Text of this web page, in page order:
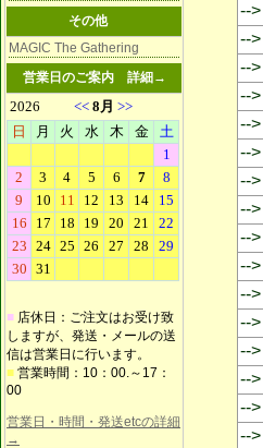
その他
MAGIC The Gathering
営業日のご案内 詳細→
■ 店休日：ご注文はお受け致
しますが、発送・メールの送
信は営業日に行います。
■ 営業時間：10：00.～17：
00
営業日・時間・発送etcの詳細
→
-->
-->
-->
-->
-->
-->
-->
-->
-->
-->
-->
-->
-->
-->
-->
-->